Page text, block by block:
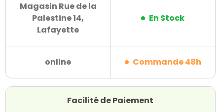
Magasin Rue de la
Palestine 14,
Lafayette
En Stock
online Commande 48h
Facilité de Paiement